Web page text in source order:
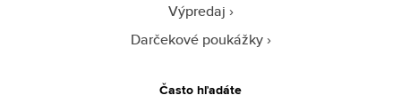
Výpredaj
Darčekové poukážky
Často hľadáte